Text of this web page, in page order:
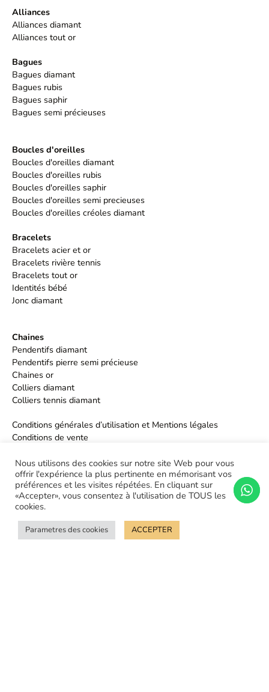
Alliances
Alliances diamant
Alliances tout or
Bagues
Bagues diamant
Bagues rubis
Bagues saphir
Bagues semi précieuses
Boucles d'oreilles
Boucles d'oreilles diamant
Boucles d'oreilles rubis
Boucles d'oreilles saphir
Boucles d'oreilles semi precieuses
Boucles d'oreilles créoles diamant
Bracelets
Bracelets acier et or
Bracelets rivière tennis
Bracelets tout or
Identités bébé
Jonc diamant
Chaines
Pendentifs diamant
Pendentifs pierre semi précieuse
Chaines or
Colliers diamant
Colliers tennis diamant
Conditions générales d’utilisation et Mentions légales
Conditions de vente
Nous utilisons des cookies sur notre site Web pour vous
offrir l'expérience la plus pertinente en mémorisant vos
préférences et les visites répétées. En cliquant sur
«Accepter», vous consentez à l'utilisation de TOUS les
cookies.
Parametres des cookies ACCEPTER